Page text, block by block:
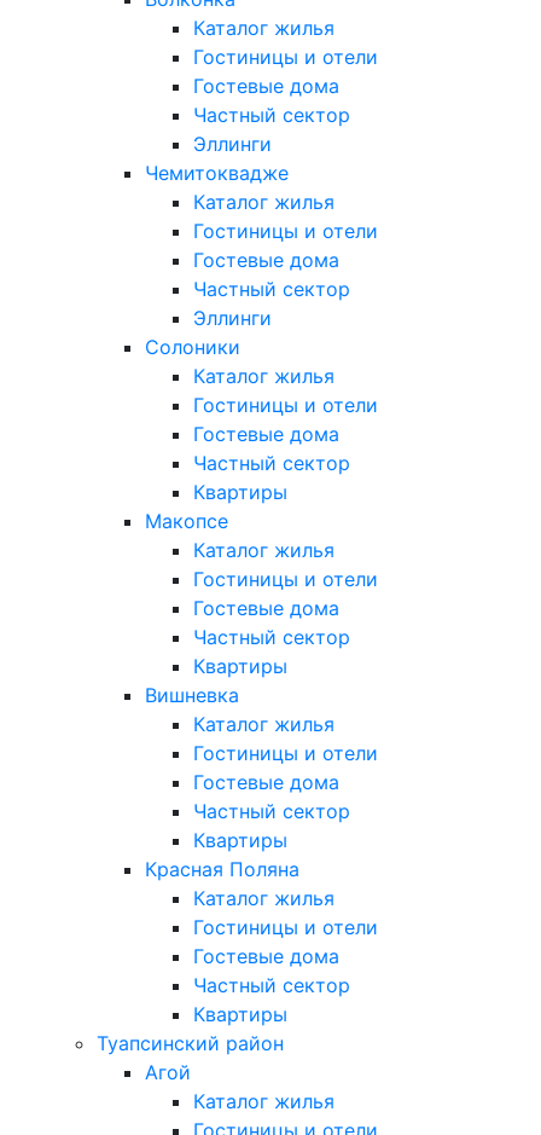
Каталог жилья
Гостиницы и отели
Гостевые дома
Частный сектор
Эллинги
Чемитоквадже
Каталог жилья
Гостиницы и отели
Гостевые дома
Частный сектор
Эллинги
Солоники
Каталог жилья
Гостиницы и отели
Гостевые дома
Частный сектор
Квартиры
Макопсе
Каталог жилья
Гостиницы и отели
Гостевые дома
Частный сектор
Квартиры
Вишневка
Каталог жилья
Гостиницы и отели
Гостевые дома
Частный сектор
Квартиры
Красная Поляна
Каталог жилья
Гостиницы и отели
Гостевые дома
Частный сектор
Квартиры
Туапсинский район
Агой
Каталог жилья
Гостиницы и отели